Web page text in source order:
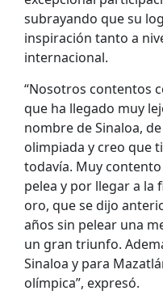
subrayando que su
inspiración tanto a
internacional.
“Nosotros contentos
que ha llegado muy
nombre de Sinaloa,
olimpiada y creo que
todavía. Muy
pelea y por llegar a la
oro, que se dijo
años sin pelear una
un gran triunfo.
Sinaloa y para
olímpica”, expresó.